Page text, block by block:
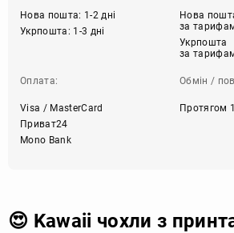
Нова пошта: 1-2 дні
Укрпошта: 1-3 дні
Нова
за
Укрпошта
за
Оплата:
Visa / MasterCard
Приват24
Mono Bank
Обмін /
Протягом
😍 Kawaii чохли з